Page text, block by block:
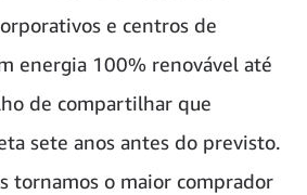
e centros de
energia 100% renovável até
de compartilhar que
sete anos antes do previsto.
tornamos o maior comprador